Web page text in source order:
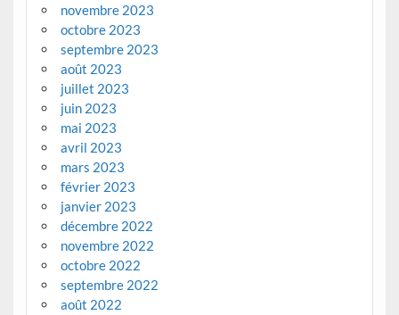
novembre 2023
octobre 2023
septembre 2023
août 2023
juillet 2023
juin 2023
mai 2023
avril 2023
mars 2023
février 2023
janvier 2023
décembre 2022
novembre 2022
octobre 2022
septembre 2022
août 2022